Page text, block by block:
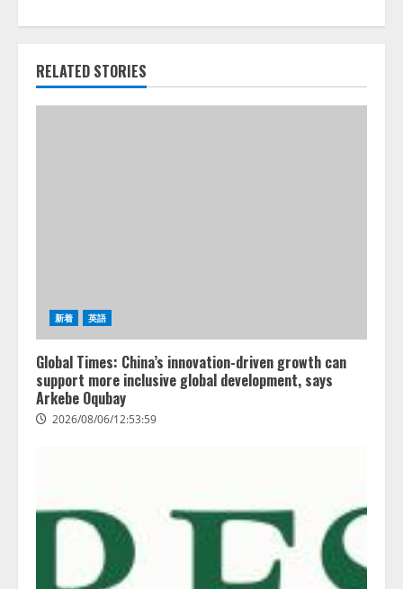
RELATED STORIES
新着 英語
Global Times: China’s innovation-driven growth can
support more inclusive global development, says
Arkebe Oqubay
2026/08/06/12:53:59